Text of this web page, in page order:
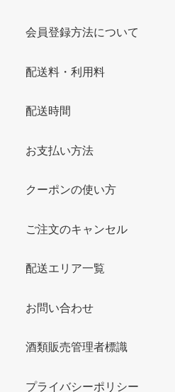
会員登録方法について
配送料・利用料
配送時間
お支払い方法
クーポンの使い方
ご注文のキャンセル
配送エリア一覧
お問い合わせ
酒類販売管理者標識
プライバシーポリシー